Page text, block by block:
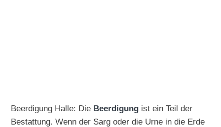
Beerdigung Halle: Die Beerdigung ist ein Teil der
Bestattung. Wenn der Sarg oder die Urne in die Erde